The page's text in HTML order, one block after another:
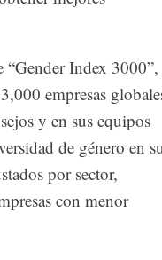
“Gender Index 3000”,
empresas
y en sus equipos
de género en
por sector,
con menor